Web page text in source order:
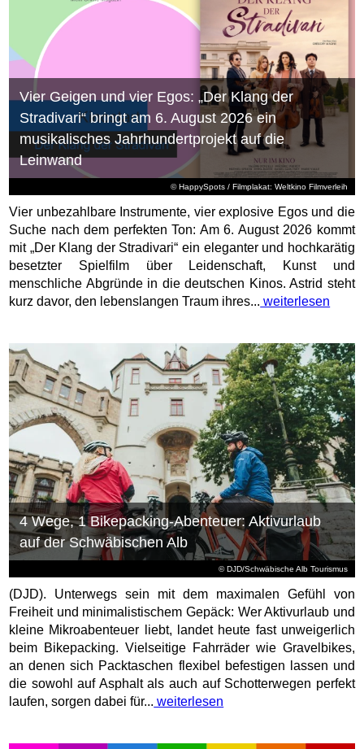
© HappySpots / Filmplakat: Weltkino Filmverleih
Vier Geigen und vier Egos: „Der Klang der
Stradivari“ bringt am 6. August 2026 ein
musikalisches Jahrhundertprojekt auf die
Leinwand
Vier unbezahlbare Instrumente, vier explosive Egos und die
Suche nach dem perfekten Ton: Am 6. August 2026 kommt
mit „Der Klang der Stradivari“ ein eleganter und hochkarätig
besetzter Spielfilm über Leidenschaft, Kunst und
menschliche Abgründe in die deutschen Kinos. Astrid steht
kurz davor, den lebenslangen Traum ihres... weiterlesen
© DJD/Schwäbische Alb Tourismus
4 Wege, 1 Bikepacking-Abenteuer: Aktivurlaub
auf der Schwäbischen Alb
(DJD). Unterwegs sein mit dem maximalen Gefühl von
Freiheit und minimalistischem Gepäck: Wer Aktivurlaub und
kleine Mikroabenteuer liebt, landet heute fast unweigerlich
beim Bikepacking. Vielseitige Fahrräder wie Gravelbikes,
an denen sich Packtaschen flexibel befestigen lassen und
die sowohl auf Asphalt als auch auf Schotterwegen perfekt
laufen, sorgen dabei für... weiterlesen